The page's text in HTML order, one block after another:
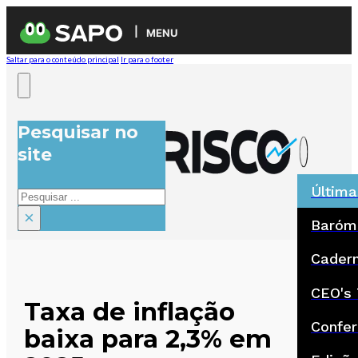
MENU
Saltar para o conteúdo principal Ir para o footer
Pesquisar no
site
Pesquisar
×
CEO's
Taxa de inflação
baixa para 2,3% em